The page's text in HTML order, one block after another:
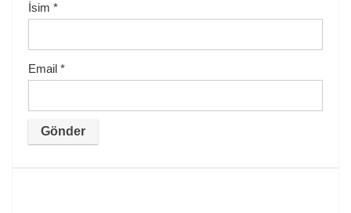
İsim *
Email *